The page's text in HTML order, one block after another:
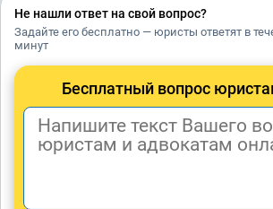
Не нашли ответ на свой вопрос?
Задайте его бесплатно — юристы ответят в
минут
Бесплатный вопрос